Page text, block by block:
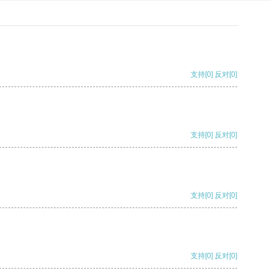
支持[0] 反对[0]
支持[0] 反对[0]
支持[0] 反对[0]
支持[0] 反对[0]